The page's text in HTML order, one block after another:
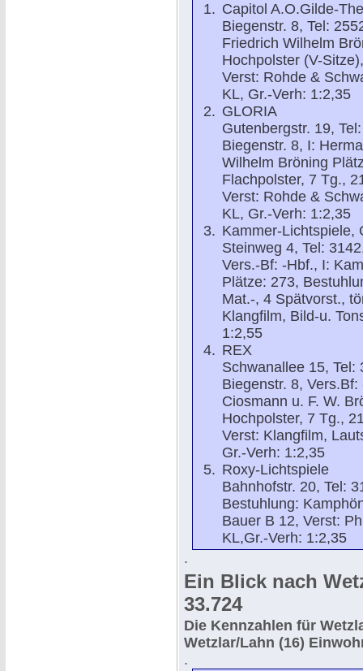
Capitol A.O.Gilde-
Biegenstr. 8, Tel:
Friedrich Wilhelm
Hochpolster (V-
Verst: Rohde &
KL, Gr.-Verh: 1:2,35
GLORIA
Gutenbergstr. 19,
Biegenstr. 8, I:
Wilhelm Bröning
Flachpolster, 7 Tg.,
Verst: Rohde &
KL, Gr.-Verh: 1:2,35
Kammer-Lichtspiele,
Steinweg 4, Tel:
Vers.-Bf: -Hbf., I:
Plätze: 273,
Mat.-, 4 Spätvorst.,
Klangfilm, Bild-u.
1:2,55
REX
Schwanallee 15,
Biegenstr. 8,
Ciosmann u. F. W.
Hochpolster, 7 Tg.,
Verst: Klangfilm,
Gr.-Verh: 1:2,35
Roxy-Lichtspiele
Bahnhofstr. 20, Tel:
Bestuhlung:
Bauer B 12, Verst:
KL,Gr.-Verh: 1:2,35
.
Ein Blick nach
33.724
Die Kennzahlen für
Wetzlar/Lahn (16)
.